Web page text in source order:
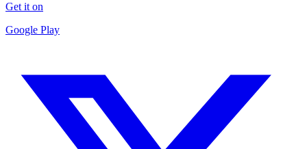
Get it on
Google Play